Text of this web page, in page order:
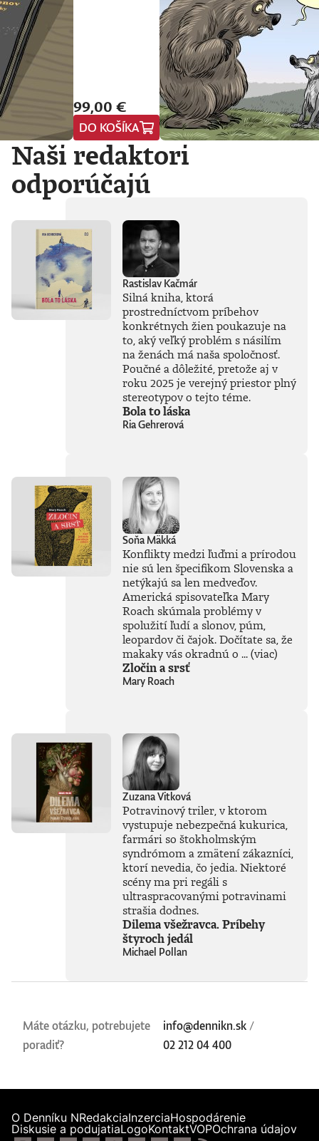
99,00 €
DO KOŠÍKA
Naši redaktori
odporúčajú
Rastislav Kačmár
Silná kniha, ktorá
prostredníctvom príbehov
konkrétnych žien poukazuje na
to, aký veľký problém s násilím
na ženách má naša spoločnosť.
Poučné a dôležité, pretože aj v
roku 2025 je verejný priestor plný
stereotypov o tejto téme.
Bola to láska
Ria Gehrerová
Soňa Mäkká
Konflikty medzi ľuďmi a prírodou
nie sú len špecifikom Slovenska a
netýkajú sa len medveďov.
Americká spisovateľka Mary
Roach skúmala problémy v
spolužití ľudí a slonov, púm,
leopardov či čajok. Dočítate sa, že
makaky vás okradnú o ...(viac)
Zločin a srsť
Mary Roach
Zuzana Vitková
Potravinový triler, v ktorom
vystupuje nebezpečná kukurica,
farmári so štokholmským
syndrómom a zmätení zákazníci,
ktorí nevedia, čo jedia. Niektoré
scény ma pri regáli s
ultraspracovanými potravinami
strašia dodnes.
Dilema všežravca. Príbehy
štyroch jedál
Michael Pollan
Máte otázku, potrebujete
poradiť?
info@dennikn.sk /
02 212 04 400
O Denníku NRedakciaInzerciaHospodárenie
Diskusie a podujatiaLogoKontaktVOPOchrana údajov